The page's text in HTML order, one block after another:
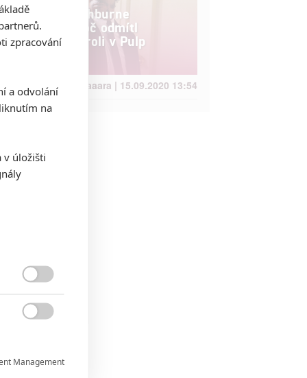
Laurence Fishburne
prozradil, proč odmítl
Jacksonovu roli v Pulp
Jaaaara | 15.09.2020 13:54
zpracování
a odvolání
na
v úložišti

Management